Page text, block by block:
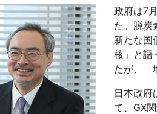
政府は7月
た。脱炭
新たな国
核」と語
たが、「
日本政府
て、 GX